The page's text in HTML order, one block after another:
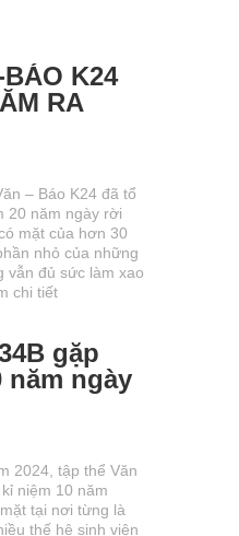
K24
RA
– Báo K24 đã tổ
20 năm ngày rời
mặt của hơn 30
nhỏ của những
vẫn đủ sức làm xao
chi tiết
gặp
năm ngày
2024, tập thể Văn
niệm 10 năm
tại nơi từng là
thế hệ sinh viên